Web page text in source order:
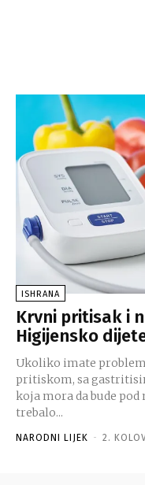
ISHRANA
Krvni pritisak i
Higijensko
Ukoliko imate
pritiskom, sa
koja mora da bude
trebalo...
NARODNI LIJEK - 2.